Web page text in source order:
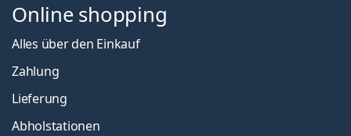
Online shopping
Alles über den Einkauf
Zahlung
Lieferung
Abholstationen